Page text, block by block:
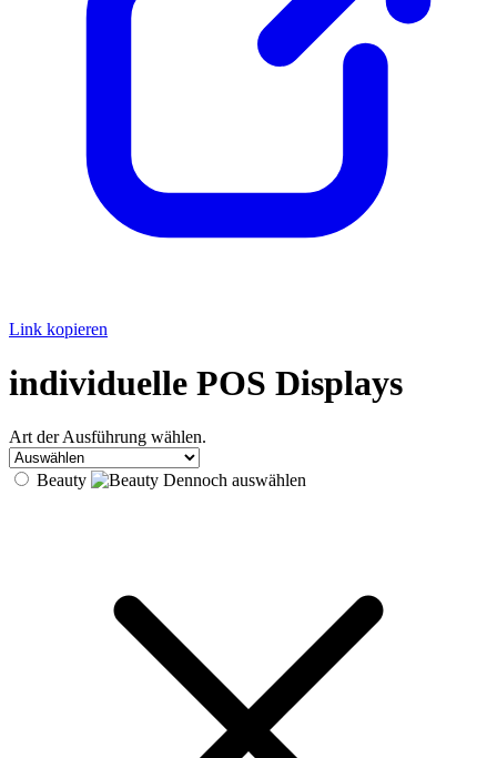
Link kopieren
individuelle POS Displays
Art der Ausführung wählen.
Beauty Dennoch auswählen